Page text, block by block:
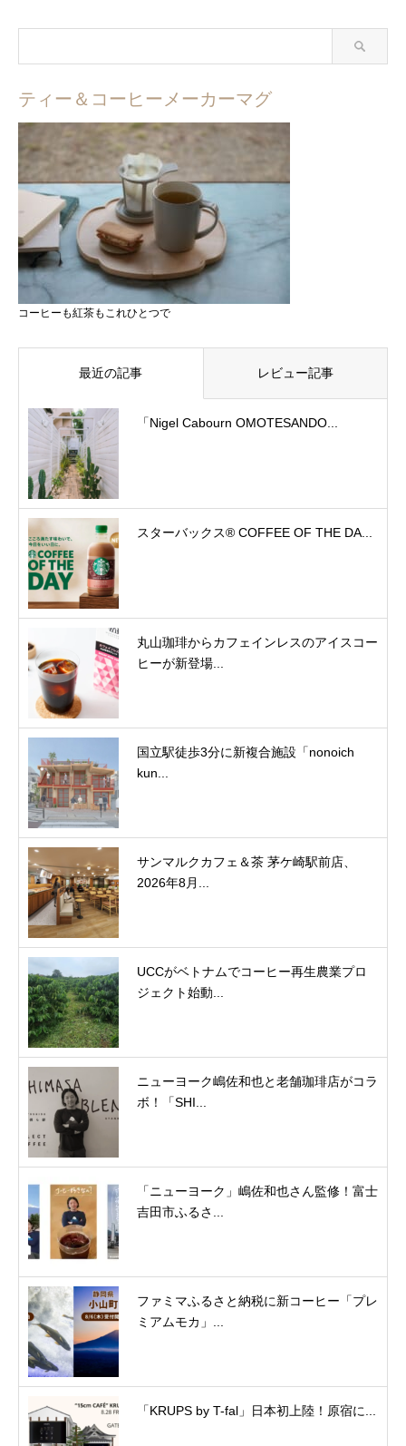
ティー＆コーヒーメーカーマグ
コーヒーも紅茶もこれひとつで
最近の記事 レビュー記事
「Nigel Cabourn OMOTESANDO...
スターバックス® COFFEE OF THE DA...
丸山珈琲からカフェインレスのアイスコー
ヒーが新登場...
国立駅徒歩3分に新複合施設「nonoich
kun...
サンマルクカフェ＆茶 茅ケ崎駅前店、
2026年8月...
UCCがベトナムでコーヒー再生農業プロ
ジェクト始動...
ニューヨーク嶋佐和也と老舗珈琲店がコラ
ボ！「SHI...
「ニューヨーク」嶋佐和也さん監修！富士
吉田市ふるさ...
ファミマふるさと納税に新コーヒー「プレ
ミアムモカ」...
「KRUPS by T-fal」日本初上陸！原宿に...